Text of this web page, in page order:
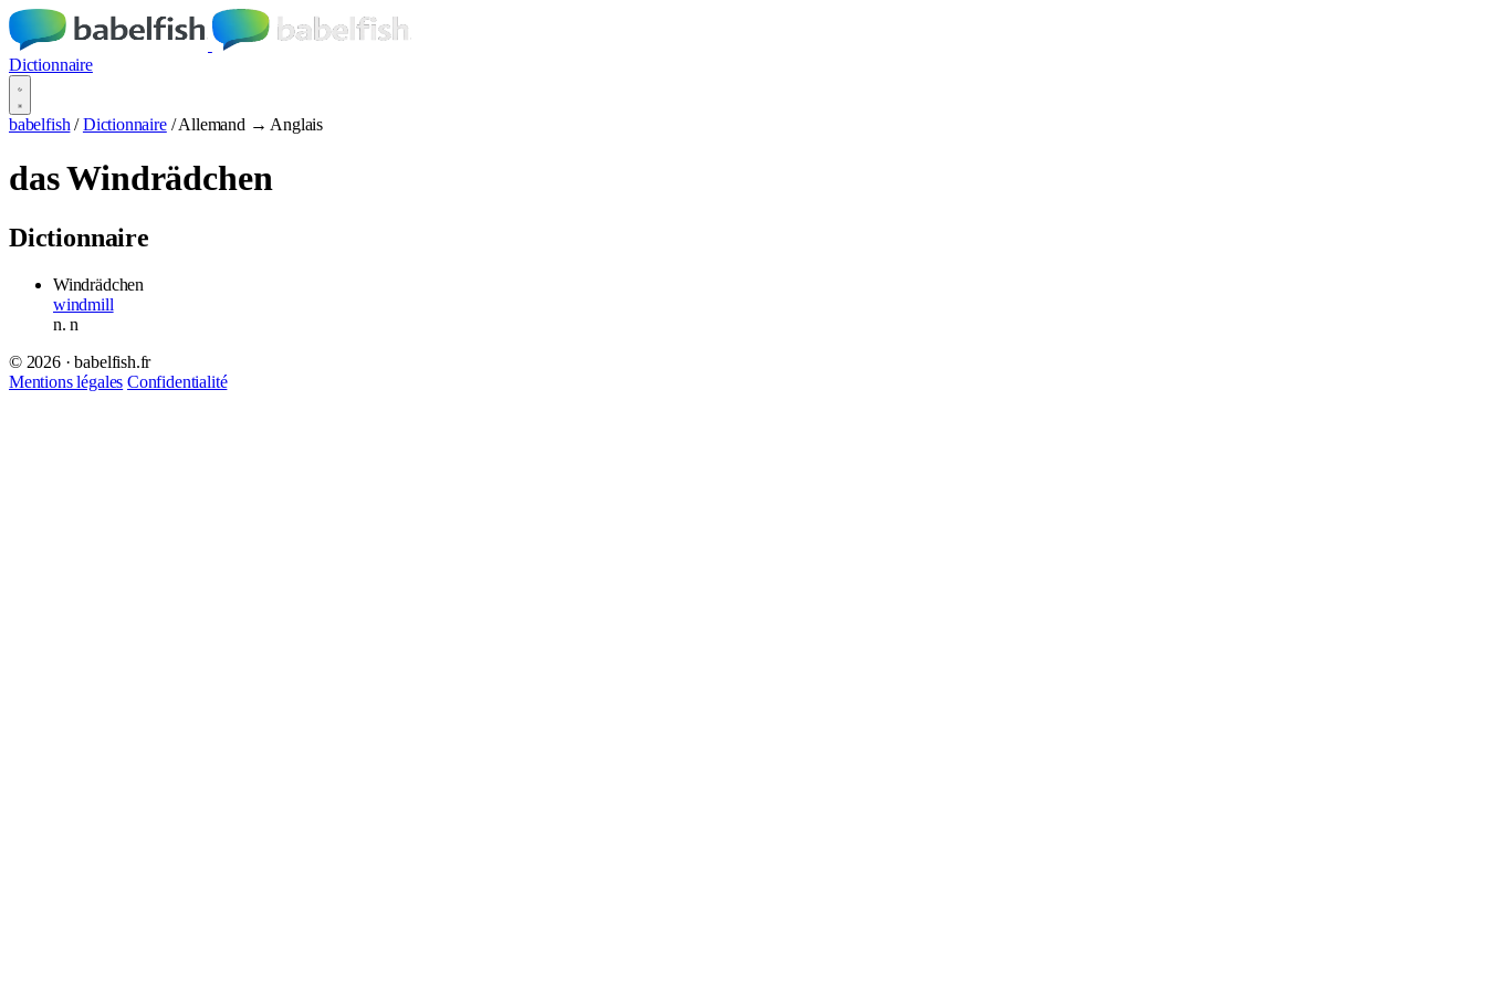
Dictionnaire
babelfish / Dictionnaire / Allemand → Anglais
das Windrädchen
Dictionnaire
Windrädchen
windmill
n.n
© 2026 · babelfish.fr
Mentions légales Confidentialité